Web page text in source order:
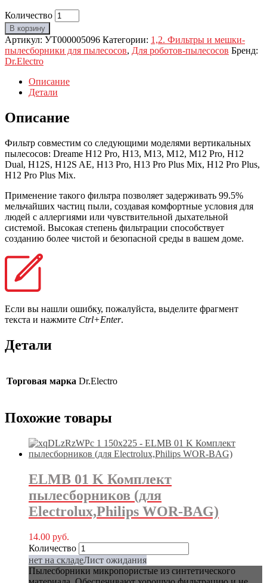
Количество
В корзину
Артикул: УТ000005096 Категории: 1,2. Фильтры и мешки-
пылесборники для пылесосов, Для роботов-пылесосов Бренд:
Dr.Electro
Описание
Детали
Описание
Фильтр совместим со следующими моделями вертикальных
пылесосов: Dreame H12 Pro, H13, M13, M12, M12 Pro, H12
Dual, H12S, H12S AE, H13 Pro, H13 Pro Plus Mix, H12 Pro Plus,
H12 Pro Plus Mix.
Применение такого фильтра позволяет задерживать 99.5%
мельчайших частиц пыли, создавая комфортные условия для
людей с аллергиями или чувствительной дыхательной
системой. Высокая степень фильтрации способствует
созданию более чистой и безопасной среды в вашем доме.
Если вы нашли ошибку, пожалуйста, выделите фрагмент
текста и нажмите Ctrl+Enter.
Детали
Торговая марка Dr.Electro
Похожие товары
ELMB 01 K Комплект
пылесборников (для
Electrolux,Philips WOR-BAG)
14.00 руб.
Количество
нет на складеЛист ожидания
Пылесборники микропористые из синтетического